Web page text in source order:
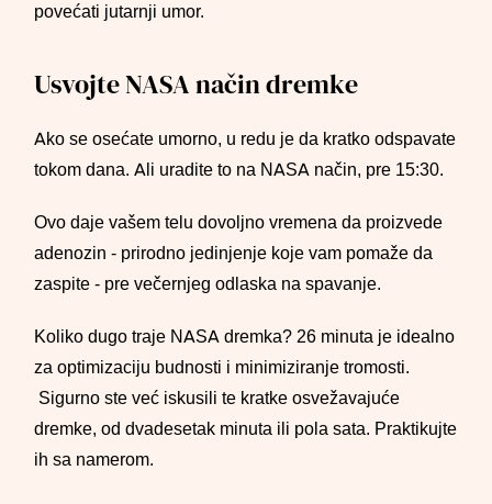
povećati jutarnji umor.
Usvojte NASA način dremke
Ako se osećate umorno, u redu je da kratko odspavate
tokom dana. Ali uradite to na NASA način, pre 15:30.
Ovo daje vašem telu dovoljno vremena da proizvede
adenozin - prirodno jedinjenje koje vam pomaže da
zaspite - pre večernjeg odlaska na spavanje.
Koliko dugo traje NASA dremka? 26 minuta je idealno
za optimizaciju budnosti i minimiziranje tromosti.
Sigurno ste već iskusili te kratke osvežavajuće
dremke, od dvadesetak minuta ili pola sata. Praktikujte
ih sa namerom.